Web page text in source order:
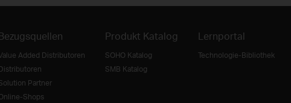
Added Distributoren
Partner
Shops
Produkt Katalog
SOHO Katalog
SMB Katalog
Lernportal
Technologie-Bibliothek